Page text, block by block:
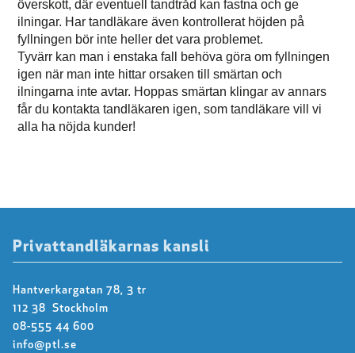
överskott, där eventuell tandtråd kan fastna och ge
ilningar. Har tandläkare även kontrollerat höjden på
fyllningen bör inte heller det vara problemet.
Tyvärr kan man i enstaka fall behöva göra om fyllningen
igen när man inte hittar orsaken till smärtan och
ilningarna inte avtar. Hoppas smärtan klingar av annars
får du kontakta tandläkaren igen, som tandläkare vill vi
alla ha nöjda kunder!
Privattandläkarnas kansli
Hantverkargatan 78, 3 tr
112 38 Stockholm
08-555 44 600
info@ptl.se